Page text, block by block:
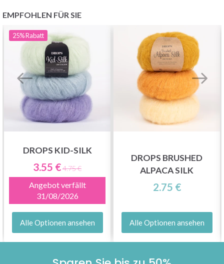
EMPFOHLEN FÜR SIE
25%Rabatt
DROPS KID-SILK
3.55 €4.75 €
Angebot verfällt
31/08/2026
Alle Optionen ansehen
DROPS BRUSHED
ALPACA SILK
2.75 €
Alle Optionen ansehen